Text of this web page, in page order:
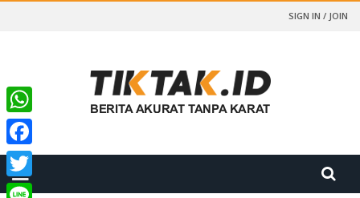
SIGN IN / JOIN
WhatsApp
Facebook
Twitter